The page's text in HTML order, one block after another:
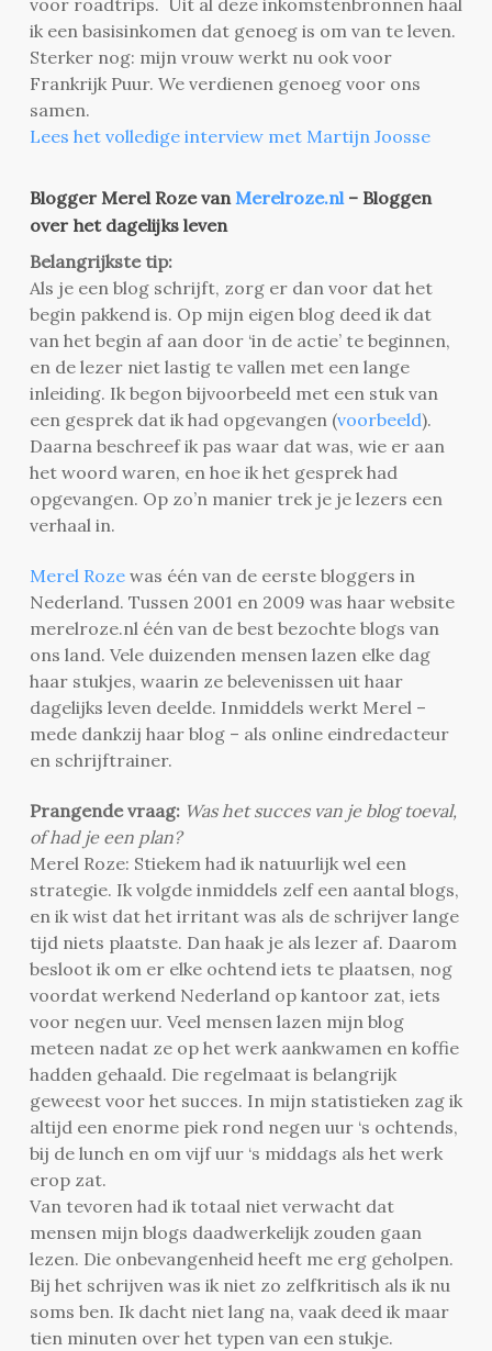
ik een basisinkomen dat genoeg is om van te leven.
Sterker nog: mijn vrouw werkt nu ook voor
Frankrijk Puur. We verdienen genoeg voor ons
samen.
Lees het volledige interview met Martijn Joosse
Blogger Merel Roze van Merelroze.nl – Bloggen
over het dagelijks leven
Belangrijkste tip:
Als je een blog schrijft, zorg er dan voor dat het
begin pakkend is. Op mijn eigen blog deed ik dat
van het begin af aan door ‘in de actie’ te beginnen,
en de lezer niet lastig te vallen met een lange
inleiding. Ik begon bijvoorbeeld met een stuk van
een gesprek dat ik had opgevangen (voorbeeld).
Daarna beschreef ik pas waar dat was, wie er aan
het woord waren, en hoe ik het gesprek had
opgevangen. Op zo’n manier trek je je lezers een
verhaal in.
Merel Roze was één van de eerste bloggers in
Nederland. Tussen 2001 en 2009 was haar website
merelroze.nl één van de best bezochte blogs van
ons land. Vele duizenden mensen lazen elke dag
haar stukjes, waarin ze belevenissen uit haar
dagelijks leven deelde. Inmiddels werkt Merel –
mede dankzij haar blog – als online eindredacteur
en schrijftrainer.
Prangende vraag:Was het succes van je blog toeval,
of had je een plan?
Merel Roze: Stiekem had ik natuurlijk wel een
strategie. Ik volgde inmiddels zelf een aantal blogs,
en ik wist dat het irritant was als de schrijver lange
tijd niets plaatste. Dan haak je als lezer af. Daarom
besloot ik om er elke ochtend iets te plaatsen, nog
voordat werkend Nederland op kantoor zat, iets
voor negen uur. Veel mensen lazen mijn blog
meteen nadat ze op het werk aankwamen en koffie
hadden gehaald. Die regelmaat is belangrijk
geweest voor het succes. In mijn statistieken zag ik
altijd een enorme piek rond negen uur ‘s ochtends,
bij de lunch en om vijf uur ‘s middags als het werk
erop zat.
Van tevoren had ik totaal niet verwacht dat
mensen mijn blogs daadwerkelijk zouden gaan
lezen. Die onbevangenheid heeft me erg geholpen.
Bij het schrijven was ik niet zo zelfkritisch als ik nu
soms ben. Ik dacht niet lang na, vaak deed ik maar
tien minuten over het typen van een stukje.